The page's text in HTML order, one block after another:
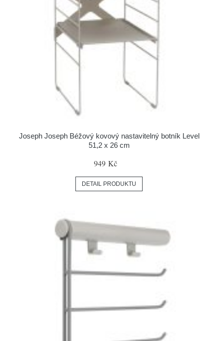
Joseph Joseph Béžový kovový nastavitelný botník Level
51,2 x 26 cm
949 Kč
DETAIL PRODUKTU